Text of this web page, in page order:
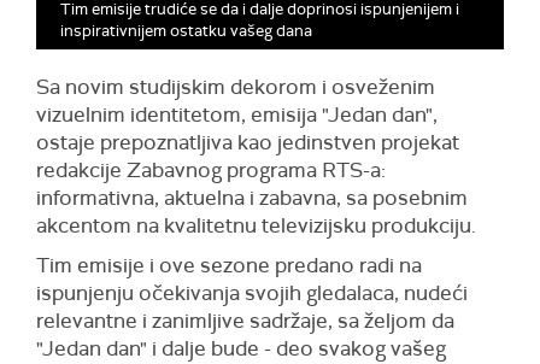
Tim emisije trudiće se da i dalje doprinosi ispunjenijem i
inspirativnijem ostatku vašeg dana
Sa novim studijskim dekorom i osveženim
vizuelnim identitetom, emisija "Jedan dan",
ostaje prepoznatljiva kao jedinstven projekat
redakcije Zabavnog programa RTS-a:
informativna, aktuelna i zabavna, sa posebnim
akcentom na kvalitetnu televizijsku produkciju.
Tim emisije i ove sezone predano radi na
ispunjenju očekivanja svojih gledalaca, nudeći
relevantne i zanimljive sadržaje, sa željom da
"Jedan dan" i dalje bude - deo svakog vašeg